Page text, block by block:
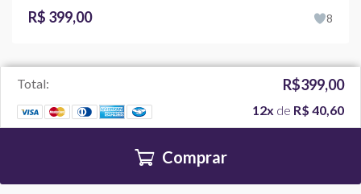
R$ 399,00
8
Total: R$399,00
12x de R$ 40,60
Comprar